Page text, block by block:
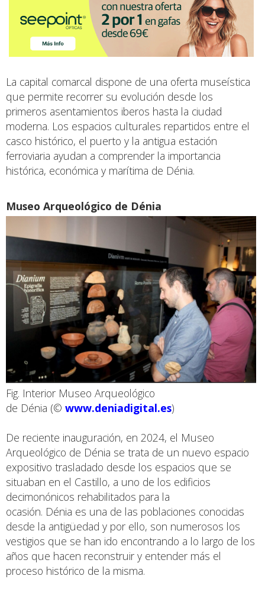
La capital comarcal dispone de una oferta museística
que permite recorrer su evolución desde los
primeros asentamientos iberos hasta la ciudad
moderna. Los espacios culturales repartidos entre el
casco histórico, el puerto y la antigua estación
ferroviaria ayudan a comprender la importancia
histórica, económica y marítima de Dénia.
Museo Arqueológico de Dénia
Fig. Interior Museo Arqueológico
de Dénia (© www.deniadigital.es)
De reciente inauguración, en 2024, el Museo
Arqueológico de Dénia se trata de un nuevo espacio
expositivo trasladado desde los espacios que se
situaban en el Castillo, a uno de los edificios
decimonónicos rehabilitados para la
ocasión. Dénia es una de las poblaciones conocidas
desde la antigüedad y por ello, son numerosos los
vestigios que se han ido encontrando a lo largo de los
años que hacen reconstruir y entender más el
proceso histórico de la misma.